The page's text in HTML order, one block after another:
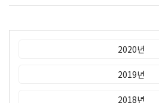
2020년
2019년
2018년